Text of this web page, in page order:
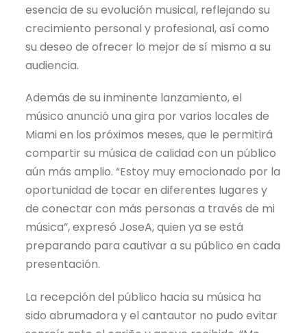
esencia de su evolución musical, reflejando su
crecimiento personal y profesional, así como
su deseo de ofrecer lo mejor de sí mismo a su
audiencia.
Además de su inminente lanzamiento, el
músico anunció una gira por varios locales de
Miami en los próximos meses, que le permitirá
compartir su música de calidad con un público
aún más amplio. “Estoy muy emocionado por la
oportunidad de tocar en diferentes lugares y
de conectar con más personas a través de mi
música”, expresó JoseA, quien ya se está
preparando para cautivar a su público en cada
presentación.
La recepción del público hacia su música ha
sido abrumadora y el cantautor no pudo evitar